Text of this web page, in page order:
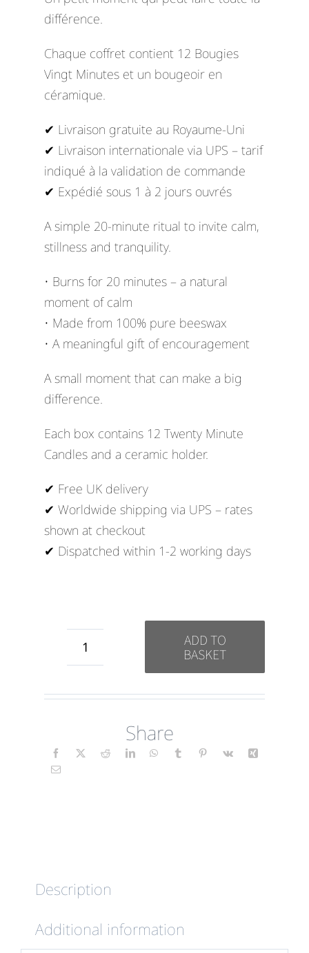
différence.
Chaque coffret contient 12 Bougies
Vingt Minutes et un bougeoir en
céramique.
✔ Livraison gratuite au Royaume-Uni
✔ Livraison internationale via UPS – tarif
indiqué à la validation de commande
✔ Expédié sous 1 à 2 jours ouvrés
A simple 20-minute ritual to invite calm,
stillness and tranquility.
• Burns for 20 minutes – a natural
moment of calm
• Made from 100% pure beeswax
• A meaningful gift of encouragement
A small moment that can make a big
difference.
Each box contains 12 Twenty Minute
Candles and a ceramic holder.
✔ Free UK delivery
✔ Worldwide shipping via UPS – rates
shown at checkout
✔ Dispatched within 1-2 working days
Tranquillité
quantity
ADD TO
BASKET
Share
Description
Additional information